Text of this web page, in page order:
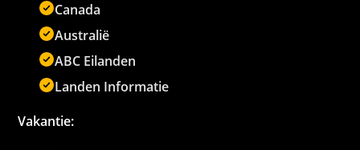
Canada
Australië
ABC Eilanden
Landen Informatie
Vakantie: